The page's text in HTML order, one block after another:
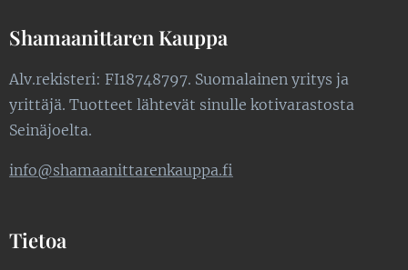
Shamaanittaren Kauppa
Alv.rekisteri: FI18748797. Suomalainen yritys ja
yrittäjä. Tuotteet lähtevät sinulle kotivarastosta
Seinäjoelta.
info@shamaanittarenkauppa.fi
Tietoa